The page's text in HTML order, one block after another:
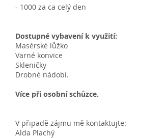
- 1000 za ca celý den
Dostupné vybavení k využití:
Masérské lůžko
Varné konvice
Skleničky
Drobné nádobí.
Více při osobní schůzce.
V připadě zájmu mě kontaktujte:
Alda Plachý